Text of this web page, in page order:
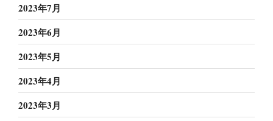
2023年7月
2023年6月
2023年5月
2023年4月
2023年3月